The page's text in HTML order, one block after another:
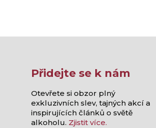
Přidejte se k nám
Otevřete si obzor plný
exkluzivních slev, tajných akcí a
inspirujících článků o světě
alkoholu. Zjistit více.